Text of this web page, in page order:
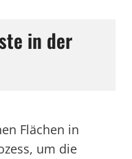
in der
Flächen in
um die